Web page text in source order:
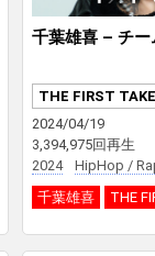
千葉雄喜 – チ
THE FIRST TAKE
2024/04/19
3,394,975回再生
2024
HipHop /
千葉雄喜
THE